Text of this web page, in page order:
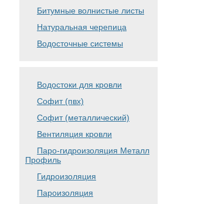
Битумные волнистые листы
Натуральная черепица
Водосточные системы
Водостоки для кровли
Софит (пвх)
Софит (металлический)
Вентиляция кровли
Паро-гидроизоляция Металл
Профиль
Гидроизоляция
Пароизоляция